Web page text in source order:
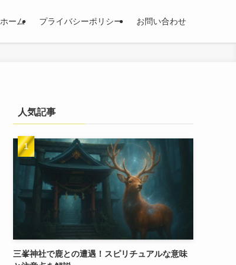
ホーム プライバシーポリシー お問い合わせ
人気記事
三峯神社で鹿との遭遇！スピリチュアルな意味